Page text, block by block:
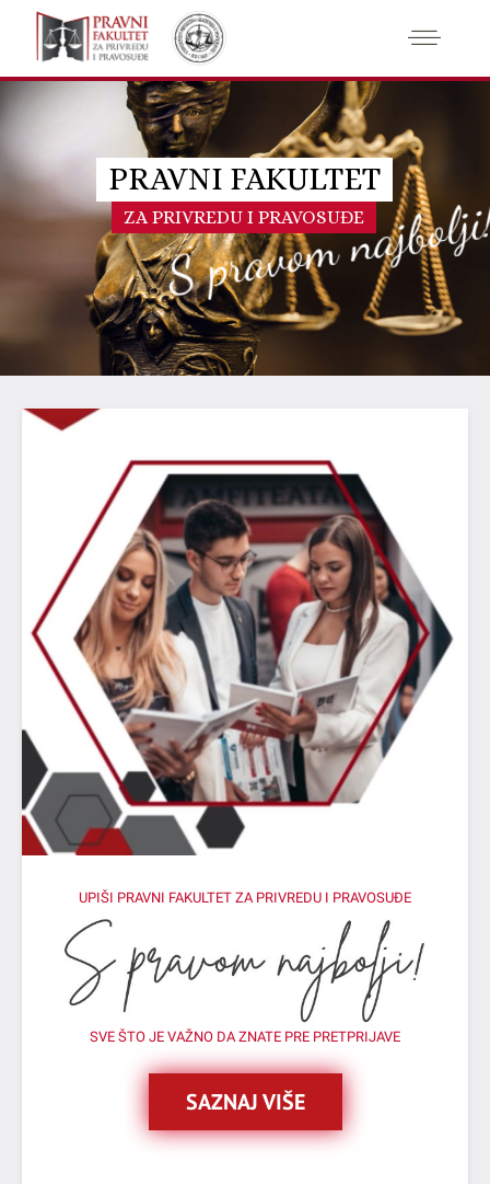
PRAVNI FAKULTET
ZA PRIVREDU I PRAVOSUĐE
S pravom
UPIŠI PRAVNI FAKULTET ZA PRIVREDU I PRAVOSUĐE
SVE ŠTO JE VAŽNO DA ZNATE PRE PRETPRIJAVE
SAZNAJ VIŠE